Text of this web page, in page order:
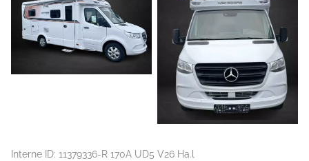
Interne ID: 11379336-R 170A UD5 V26 Ha.l